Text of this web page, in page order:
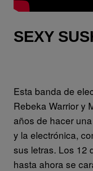
SEXY
Esta banda de
Rebeka Warrior y
años de hacer
y la electrónica,
sus letras. Los 12
hasta ahora se